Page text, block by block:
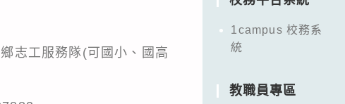
志工服務隊(可國小、國高
1campus 校務系
統
教職員專區